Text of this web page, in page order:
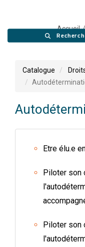
Accueil
Catalogue
Etre élu.e
Piloter son
Piloter son